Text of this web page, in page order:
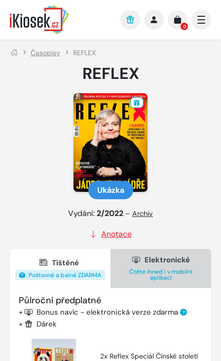
Přejít na hlavní obsah
0
Časopisy REFLEX
REFLEX
Ukázka
Vydání:2/2022 – Archiv
Anotace
Tištěné
Poštovné a balné ZDARMA
Elektronické
Čtěte ihned i v mobilní
aplikaci
Půlroční předplatné
+ Bonus navíc - elektronická verze zdarma ?
+ Dárek
2x Reflex Speciál Čínské století